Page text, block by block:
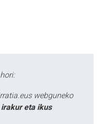
webguneko
eta ikus